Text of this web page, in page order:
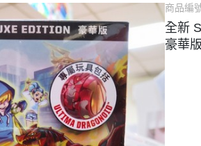
商品編
全新
豪華版